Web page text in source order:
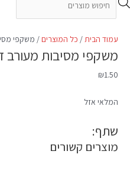
עמוד הבית/ כל המוצרים / משקפי
משקפי מסיבות מעורב
₪1.50
המלאי אזל
שתף:
מוצרים קשורים